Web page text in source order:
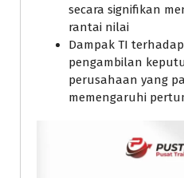
secara signifikan
rantai nilai
Dampak TI
pengambilan
perusahaan yang
memengaruhi